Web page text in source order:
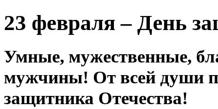
23 февраля – День
Умные, мужественные,
мужчины! От всей души
защитника Отечества!